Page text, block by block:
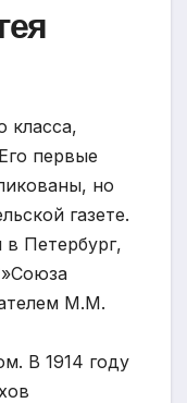
класса,
первые
но
газете.
в Петербург,
М.М.
В 1914 году